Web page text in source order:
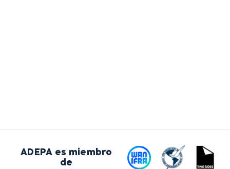
ADEPA es miembro
de